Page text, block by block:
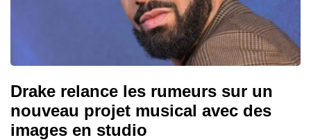
Drake relance les rumeurs sur un
nouveau projet musical avec des
images en studio